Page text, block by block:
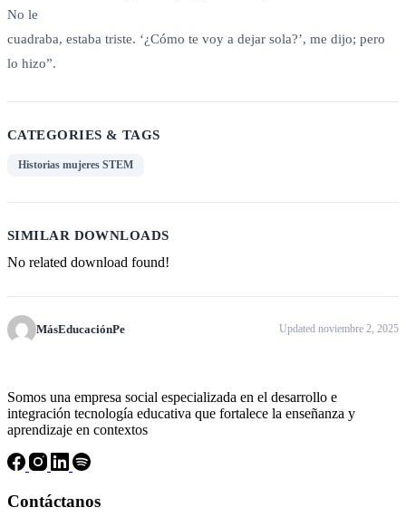
No le
cuadraba, estaba triste. ‘¿Cómo te voy a dejar sola?’, me dijo; pero
lo hizo”.
CATEGORIES & TAGS
Historias mujeres STEM
SIMILAR DOWNLOADS
No related download found!
MásEducaciónPe Updated noviembre 2, 2025
Somos una empresa social especializada en el desarrollo e
integración tecnología educativa que fortalece la enseñanza y
aprendizaje en contextos
Contáctanos